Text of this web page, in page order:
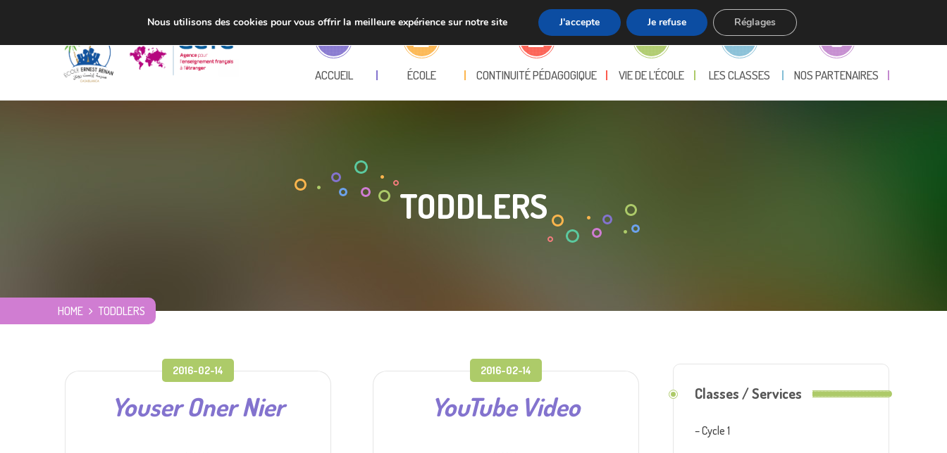
ACCUEIL ÉCOLE CONTINUITÉ PÉDAGOGIQUE VIE DE L’ÉCOLE LES CLASSES NOS PARTENAIRES
TODDLERS
HOME TODDLERS
2016-02-14
Youser Oner Nier
2016-02-14
YouTube Video Classes / Services
– Cycle 1
Nous utilisons des cookies pour vous offrir la meilleure expérience sur notre site J'accepte Je refuse Réglages